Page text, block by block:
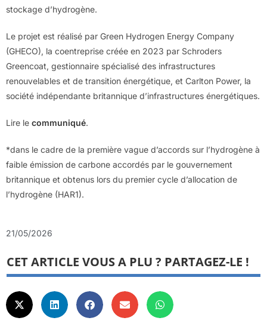
stockage d’hydrogène.
Le projet est réalisé par Green Hydrogen Energy Company
(GHECO), la coentreprise créée en 2023 par Schroders
Greencoat, gestionnaire spécialisé des infrastructures
renouvelables et de transition énergétique, et Carlton Power, la
société indépendante britannique d’infrastructures énergétiques.
Lire le communiqué.
*dans le cadre de la première vague d’accords sur l’hydrogène à
faible émission de carbone accordés par le gouvernement
britannique et obtenus lors du premier cycle d’allocation de
l’hydrogène (HAR1).
21/05/2026
CET ARTICLE VOUS A PLU ? PARTAGEZ-LE !